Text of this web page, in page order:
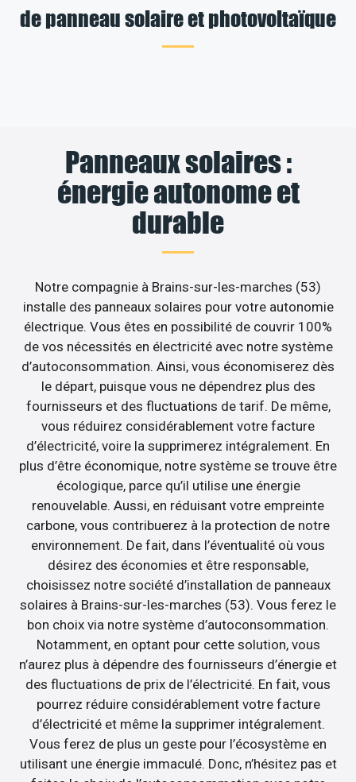
de panneau solaire et photovoltaïque
Panneaux solaires :
énergie autonome et
durable
Notre compagnie à Brains-sur-les-marches (53)
installe des panneaux solaires pour votre autonomie
électrique. Vous êtes en possibilité de couvrir 100%
de vos nécessités en électricité avec notre système
d’autoconsommation. Ainsi, vous économiserez dès
le départ, puisque vous ne dépendrez plus des
fournisseurs et des fluctuations de tarif. De même,
vous réduirez considérablement votre facture
d’électricité, voire la supprimerez intégralement. En
plus d’être économique, notre système se trouve être
écologique, parce qu’il utilise une énergie
renouvelable. Aussi, en réduisant votre empreinte
carbone, vous contribuerez à la protection de notre
environnement. De fait, dans l’éventualité où vous
désirez des économies et être responsable,
choisissez notre société d’installation de panneaux
solaires à Brains-sur-les-marches (53). Vous ferez le
bon choix via notre système d’autoconsommation.
Notamment, en optant pour cette solution, vous
n’aurez plus à dépendre des fournisseurs d’énergie et
des fluctuations de prix de l’électricité. En fait, vous
pourrez réduire considérablement votre facture
d’électricité et même la supprimer intégralement.
Vous ferez de plus un geste pour l’écosystème en
utilisant une énergie immaculé. Donc, n’hésitez pas et